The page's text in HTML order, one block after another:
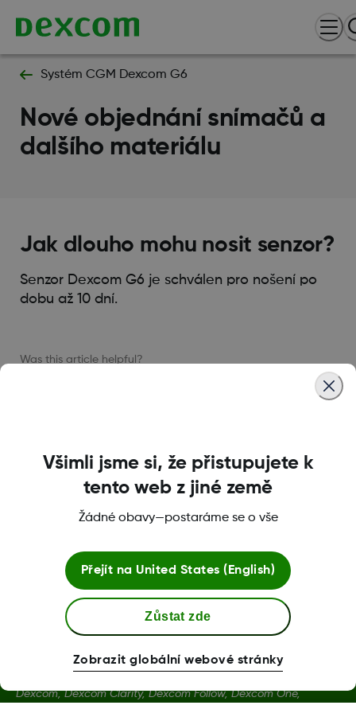
Systém CGM Dexcom G6
Nové objednání snímačů a
dalšího materiálu
Jak dlouho mohu nosit senzor?
Senzor Dexcom G6 je schválen pro nošení po
dobu až 10 dní.
Was this article helpful?
LBL016375 Rev001
Podmínky a Zásady
Další informace
Dexcom, Dexcom Clarity, Dexcom Follow, Dexcom One,
Všimli jsme si, že přistupujete k
tento web z jiné země
Žádné obavy—postaráme se o vše
Přejít na United States (English)
Zůstat zde
Zobrazit globální webové stránky